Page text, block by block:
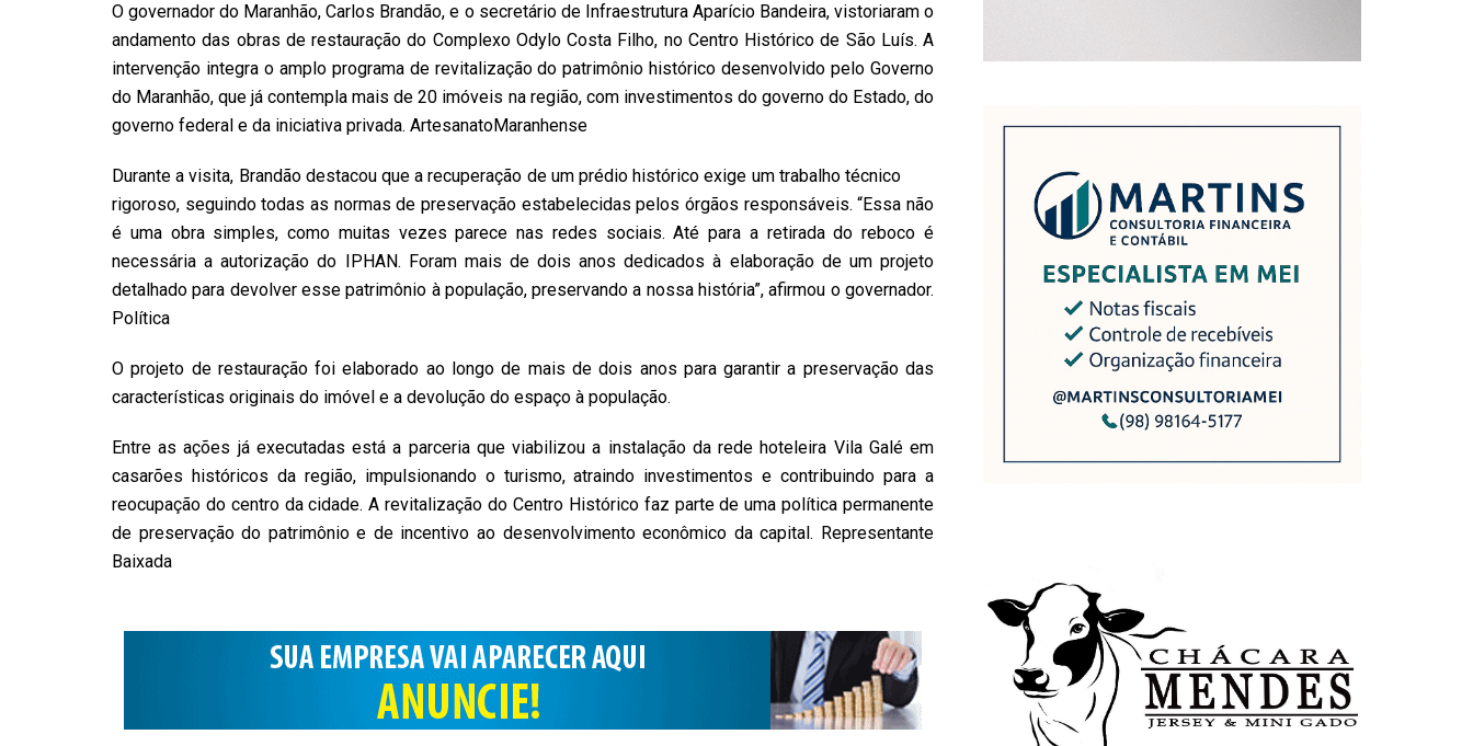
O governador do Maranhão, Carlos Brandão, e o secretário de Infraestrutura Aparício Bandeira, vistoriaram o
andamento das obras de restauração do Complexo Odylo Costa Filho, no Centro Histórico de São Luís. A
intervenção integra o amplo programa de revitalização do patrimônio histórico desenvolvido pelo Governo
do Maranhão, que já contempla mais de 20 imóveis na região, com investimentos do governo do Estado, do
governo federal e da iniciativa privada. ArtesanatoMaranhense
Durante a visita, Brandão destacou que a recuperação de um prédio histórico exige um trabalho técnico
rigoroso, seguindo todas as normas de preservação estabelecidas pelos órgãos responsáveis. “Essa não
é uma obra simples, como muitas vezes parece nas redes sociais. Até para a retirada do reboco é
necessária a autorização do IPHAN. Foram mais de dois anos dedicados à elaboração de um projeto
detalhado para devolver esse patrimônio à população, preservando a nossa história”, afirmou o governador.
Política
O projeto de restauração foi elaborado ao longo de mais de dois anos para garantir a preservação das
características originais do imóvel e a devolução do espaço à população.
Entre as ações já executadas está a parceria que viabilizou a instalação da rede hoteleira Vila Galé em
casarões históricos da região, impulsionando o turismo, atraindo investimentos e contribuindo para a
reocupação do centro da cidade. A revitalização do Centro Histórico faz parte de uma política permanente
de preservação do patrimônio e de incentivo ao desenvolvimento econômico da capital. Representante
Baixada